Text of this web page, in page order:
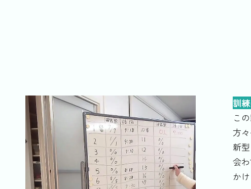
訓
こ
方
新
会
か